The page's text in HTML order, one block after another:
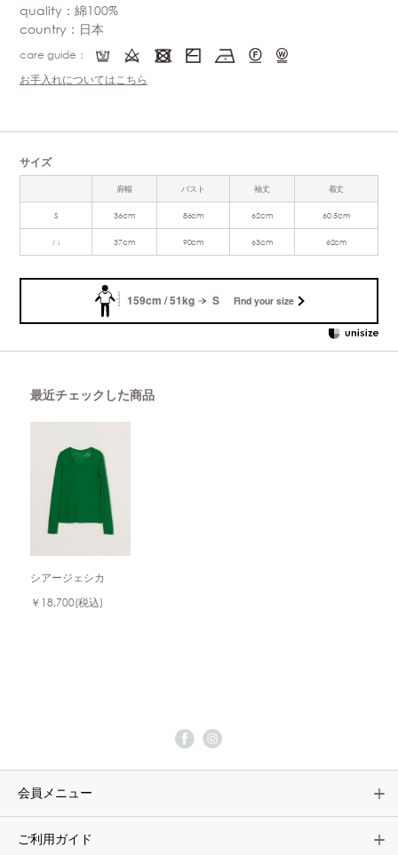
quality：綿100%
country：日本
care guide：
お手入れについてはこちら
サイズ
肩幅 バスト 袖丈 着丈
S 36cm 86cm 62cm 60.5cm
M 37cm 90cm 63cm 62cm
159cm / 51kg S Find your size
最近チェックした商品
シアージェシカ
￥18,700(税込)
会員メニュー
ご利用ガイド